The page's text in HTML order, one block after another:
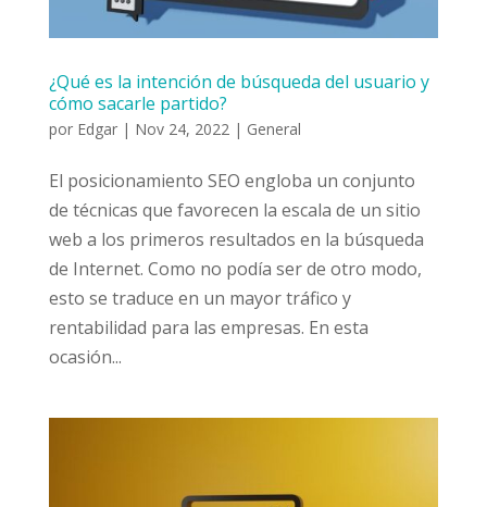
¿Qué es la intención de búsqueda del usuario y
cómo sacarle partido?
por Edgar| Nov 24, 2022| General
El posicionamiento SEO engloba un conjunto
de técnicas que favorecen la escala de un sitio
web a los primeros resultados en la búsqueda
de Internet. Como no podía ser de otro modo,
esto se traduce en un mayor tráfico y
rentabilidad para las empresas. En esta
ocasión...